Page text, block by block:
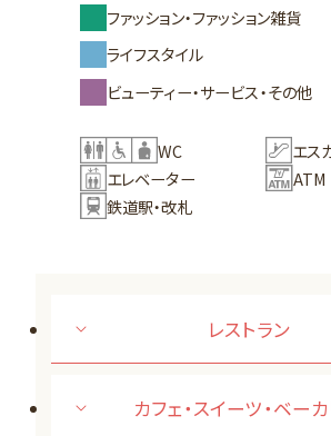
ファッション・ファッション雑貨
ライフスタイル
ビューティー・サービス・その他
WC
エス
エレベーター
ATM
鉄道駅・改札
レストラン
カフェ・スイーツ・ベー